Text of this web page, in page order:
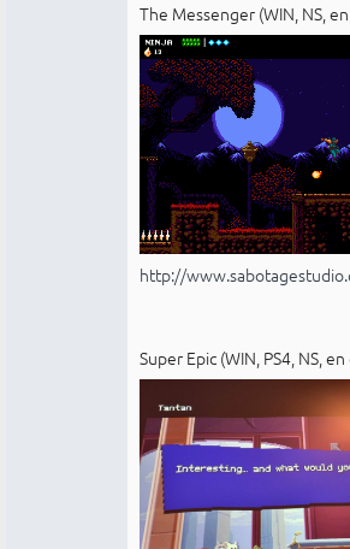
The Messenger (WIN, NS,
http://
Super Epic (WIN, PS4, NS,